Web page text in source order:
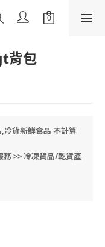
背包
冷貨新鮮食品 不計算
務 >> 冷凍貨品/乾貨產